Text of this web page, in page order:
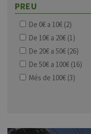
PREU
De 0€ a 10€ (2)
De 10€ a 20€ (1)
De 20€ a 50€ (26)
De 50€ a 100€ (16)
Més de 100€ (3)